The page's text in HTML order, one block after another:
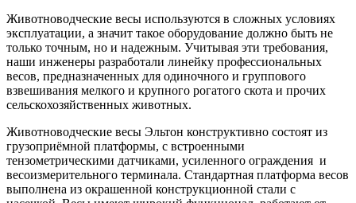
Животноводческие весы используются в сложных условиях
эксплуатации, а значит такое оборудование должно быть не
только точным, но и надежным. Учитывая эти требования,
наши инженеры разработали линейку профессиональных
весов, предназначенных для одиночного и группового
взвешивания мелкого и крупного рогатого скота и прочих
сельскохозяйственных животных.
Животноводческие весы Эльтон конструктивно состоят из
грузоприёмной платформы, с встроенными
тензометрическими датчиками, усиленного ограждения и
весоизмерительного терминала. Стандартная платформа весов
выполнена из окрашенной конструкционной стали с